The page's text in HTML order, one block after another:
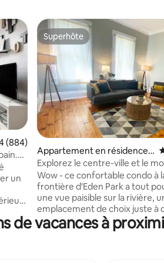
: 4,93 sur 5
moyenne sur la base de 884
(884)
un
les
Superhôte
Superhôte
Appartement en résidence ⋅
Cincinnati
Explorez le centre-ville et le
avec vue sur le fleuve
Wow - ce confortable condo à
frontière d'Eden Park a tout
une vue paisible sur la rivière,
emplacement de choix juste à
centre-ville et des
donneront envie de séjourner. Réveillez-
de vacances à